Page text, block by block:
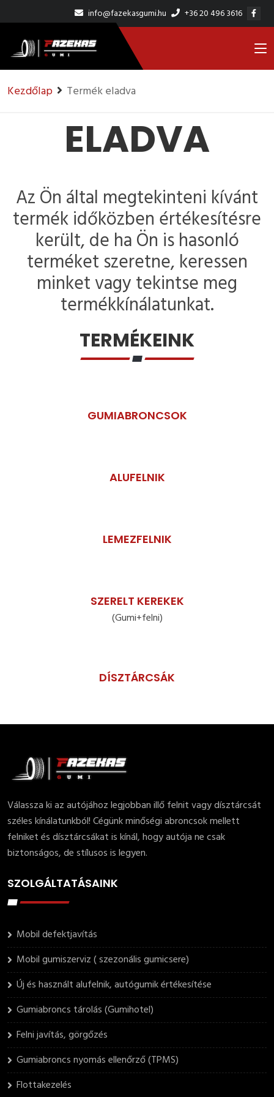
info@fazekasgumi.hu +36 20 496 3616
Kezdőlap Termék eladva
ELADVA
Az Ön által megtekinteni kívánt
termék időközben értékesítésre
került, de ha Ön is hasonló
terméket szeretne, keressen
minket vagy tekintse meg
termékkínálatunkat.
TERMÉKEINK
GUMIABRONCSOK
ALUFELNIK
LEMEZFELNIK
SZERELT KEREKEK
(Gumi+felni)
DÍSZTÁRCSÁK
Válassza ki az autójához legjobban illő felnit vagy dísztárcsát
széles kínálatunkból! Cégünk minőségi abroncsok mellett
felniket és dísztárcsákat is kínál, hogy autója ne csak
biztonságos, de stílusos is legyen.
SZOLGÁLTATÁSAINK
Mobil defektjavítás
Mobil gumiszerviz ( szezonális gumicsere)
Új és használt alufelnik, autógumik értékesítése
Gumiabroncs tárolás (Gumihotel)
Felni javítás, görgőzés
Gumiabroncs nyomás ellenőrző (TPMS)
Flottakezelés